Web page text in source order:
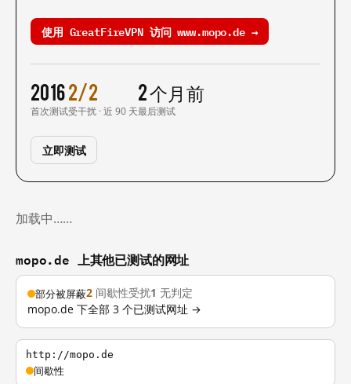
使用 GreatFireVPN 访问 www.mopo.de →
2016
首次测试
2/2
受干扰 · 近 90 天
2 个月前
最后测试
立即测试
加载中……
mopo.de 上其他已测试的网址
部分被屏蔽2 间歇性受扰1 无判定
mopo.de 下全部 3 个已测试网址 →
http://mopo.de
间歇性